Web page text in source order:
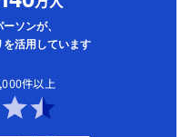
ソンが、
を活用しています
件以上